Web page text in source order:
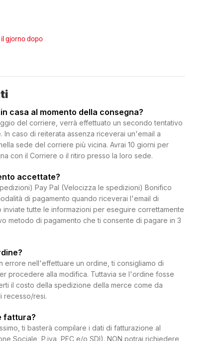
gjorno dopo
casa al momento della consegna?
del corriere, verrà effettuato un secondo tentativo
caso di reiterata assenza riceverai un'email a
sede del corriere più vicina. Avrai 10 giorni per
con il Corriere o il ritiro presso la loro sede.
accettate?
Pay Pal (Velocizza le spedizioni) Bonifico
di pagamento quando riceverai l'email di
tutte le informazioni per eseguire correttamente
metodo di pagamento che ti consente di pagare in 3
errore nell'effettuare un ordine, ti consigliamo di
procedere alla modifica. Tuttavia se l'ordine fosse
il costo della spedizione della merce come da
recesso/resi.
fattura?
ti basterà compilare i dati di fatturazione al
Sociale, P.iva, PEC e/o SDI). NON potrai richiedere